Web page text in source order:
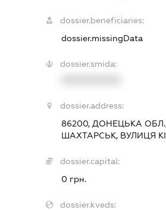
dossier.beneficiaries:
dossier.missingData
dossier.smida:
dossier.address:
86200, ДОНЕЦЬКА
ШАХТАРСЬК, ВУЛИЦЯ
dossier.capital:
0 грн.
dossier.kveds: